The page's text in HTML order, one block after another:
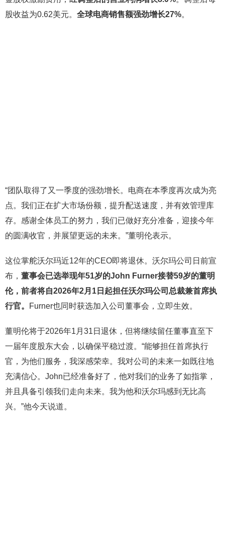
股收益为0.62美元。 全球电商销售额强劲增长27%。
“团队取得了又一季度的强劲增长。电商在本季度再次成为亮
点。我们正在扩大市场份额，提升配送速度，并有效管理库
存。感谢全体员工的努力，我们已做好充分准备，迎接今年
的圆满收官，并展望更远的未来。”董明伦表示。
这位掌舵沃尔玛近12年的CEO即将退休。沃尔玛公司日前宣
布， 董事会已选举现年51岁的John Furner接替59岁的董明
伦，前者将自2026年2月1日起担任沃尔玛公司总裁兼首席执
行官。
Furner也同时获选加入公司董事会，立即生效。
董明伦将于2026年1月31日退休，但将继续留任董事直至下
一届年度股东大会，以确保平稳过渡。“能够担任首席执行
官，为他们服务，我深感荣幸。我对公司的未来一如既往地
充满信心。John已经准备好了，他对我们的业务了如指掌，
并且具备引领我们走向未来。我为他和沃尔玛感到无比高
兴。”他今天说道。